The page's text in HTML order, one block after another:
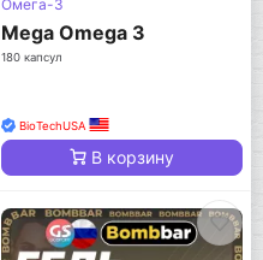
Омега-3
Mega Omega 3
180 капсул
BioTechUSA
В корзину